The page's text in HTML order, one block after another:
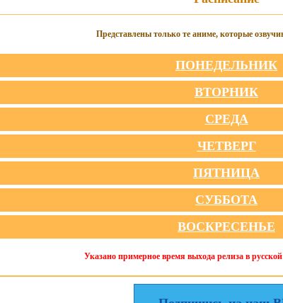
Представлены только те аниме, которые
ПОНЕДЕЛЬНИК
ВТОРНИК
СРЕДА
ЧЕТВЕРГ
ПЯТНИЦА
СУББОТА
ВОСКРЕСЕНЬЕ
Указано примерное время выхода релиза в